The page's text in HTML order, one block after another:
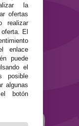
uso
la
ofertas
realizar
El
enlace
puede
el
posible
algunas
botón